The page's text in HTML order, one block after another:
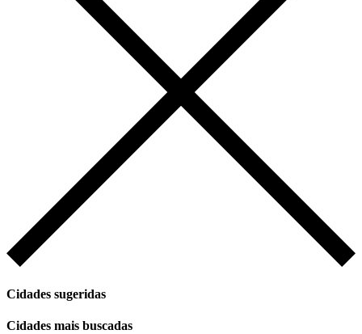
Cidades sugeridas
Cidades mais buscadas